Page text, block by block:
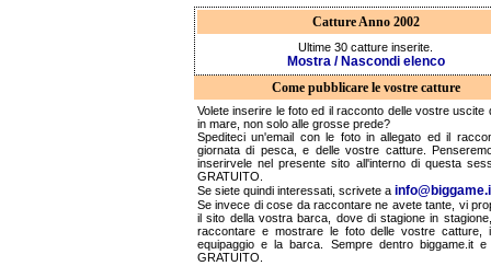
Catture Anno 2002
Ultime 30 catture inserite.
Mostra / Nascondi elenco
Come pubblicare le vostre catture
Volete inserire le foto ed il racconto delle vostre uscite
in mare, non solo alle grosse prede?
Spediteci un'email con le foto in allegato ed il
giornata di pesca, e delle vostre catture.
inserirvele nel presente sito all'interno di questa
GRATUITO.
Se siete quindi interessati, scrivete a
Se invece di cose da raccontare ne avete tante, vi
il sito della vostra barca, dove di stagione in
raccontare e mostrare le foto delle vostre catture,
equipaggio e la barca. Sempre dentro biggame.it e
GRATUITO.